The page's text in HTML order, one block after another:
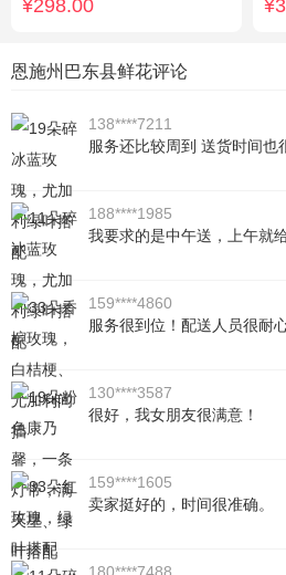
¥298.00
恩施州巴东县鲜花评论
138****7211
服务还比较周到 送货时间也
188****1985
我要求的是中午送，上午就
159****4860
服务很到位！配送人员很耐
130****3587
很好，我女朋友很满意！
159****1605
卖家挺好的，时间很准确。